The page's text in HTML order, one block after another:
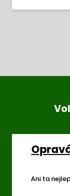
Ani ta